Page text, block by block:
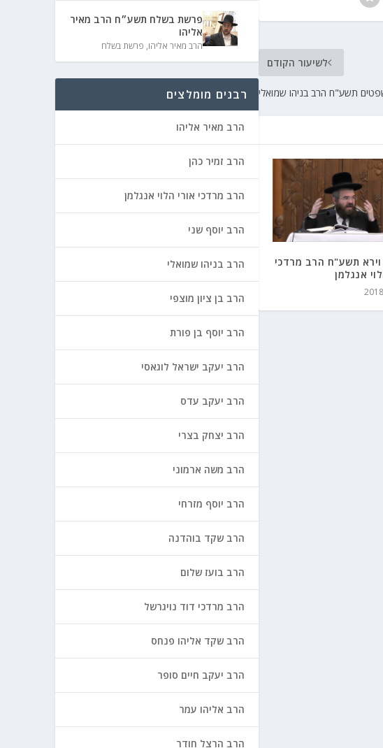
לשיעור הקודם
תשע"ח הרב בניהו שמואלי
תשע"ח הרב מרדכי
אנגלמן
פרשת בשלח תשע״ח הרב מאיר
אליהו
הרב מאיר אליהו, פרשת בשלח
רבנים מומלצים
הרב מאיר אליהו
הרב זמיר כהן
הרב מרדכי אורי הלוי אנגלמן
הרב יוסף שני
הרב בניהו שמואלי
הרב בן ציון מוצפי
הרב יוסף בן פורת
הרב יעקב ישראל לוגאסי
הרב יעקב עדס
הרב יצחק בצרי
הרב משה ארמוני
הרב יוסף מזרחי
הרב שקד בוהדנה
הרב בועז שלום
הרב מרדכי דוד נויגרשל
הרב שקד אליהו פנחס
הרב יעקב חיים סופר
הרב אליהו עמר
הרב הרצל חודר